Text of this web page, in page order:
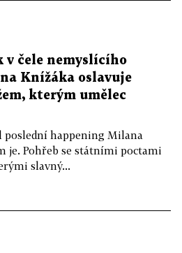
v čele nemyslícího
Knížáka oslavuje
kterým umělec
happening Milana
je. Pohřeb se státními poctami
slavný...